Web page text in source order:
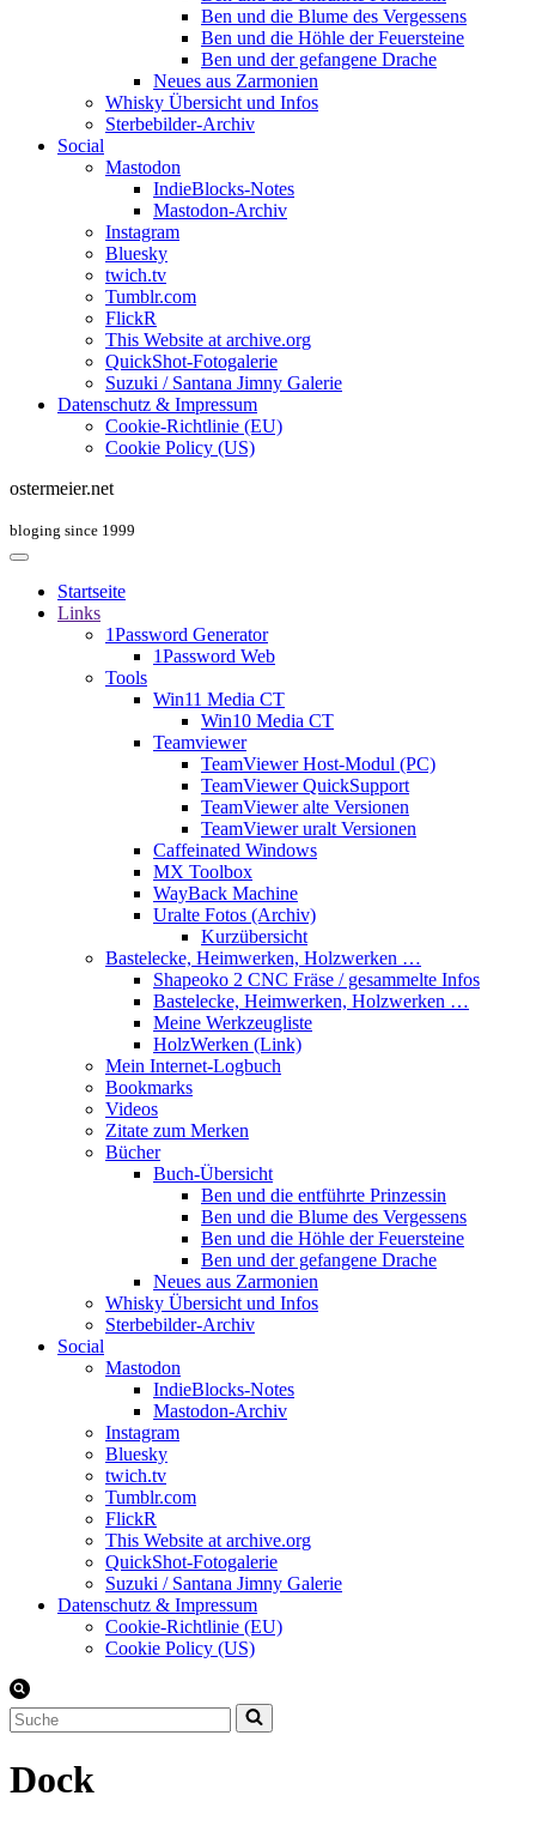
Ben und die Blume des Vergessens
Ben und die Höhle der Feuersteine
Ben und der gefangene Drache
Neues aus Zarmonien
Whisky Übersicht und Infos
Sterbebilder-Archiv
Social
Mastodon
IndieBlocks-Notes
Mastodon-Archiv
Instagram
Bluesky
twich.tv
Tumblr.com
FlickR
This Website at archive.org
QuickShot-Fotogalerie
Suzuki / Santana Jimny Galerie
Datenschutz & Impressum
Cookie-Richtlinie (EU)
Cookie Policy (US)
ostermeier.net
bloging since 1999
Startseite
Links
1Password Generator
1Password Web
Tools
Win11 Media CT
Win10 Media CT
Teamviewer
TeamViewer Host-Modul (PC)
TeamViewer QuickSupport
TeamViewer alte Versionen
TeamViewer uralt Versionen
Caffeinated Windows
MX Toolbox
WayBack Machine
Uralte Fotos (Archiv)
Kurzübersicht
Bastelecke, Heimwerken, Holzwerken …
Shapeoko 2 CNC Fräse / gesammelte Infos
Bastelecke, Heimwerken, Holzwerken …
Meine Werkzeugliste
HolzWerken (Link)
Mein Internet-Logbuch
Bookmarks
Videos
Zitate zum Merken
Bücher
Buch-Übersicht
Ben und die entführte Prinzessin
Ben und die Blume des Vergessens
Ben und die Höhle der Feuersteine
Ben und der gefangene Drache
Neues aus Zarmonien
Whisky Übersicht und Infos
Sterbebilder-Archiv
Social
Mastodon
IndieBlocks-Notes
Mastodon-Archiv
Instagram
Bluesky
twich.tv
Tumblr.com
FlickR
This Website at archive.org
QuickShot-Fotogalerie
Suzuki / Santana Jimny Galerie
Datenschutz & Impressum
Cookie-Richtlinie (EU)
Cookie Policy (US)
Suchen
nach …
Dock